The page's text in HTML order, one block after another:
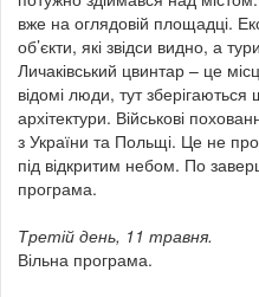
вже на оглядовій площадці.
об’єкти, які звідси видно, а
Личаківський цвинтар – це
відомі люди, тут
архітектури. Військові
з України та Польщі. Це не
під відкритим небом. По
програма.
Третій день, 11 травня.
Вільна програма.